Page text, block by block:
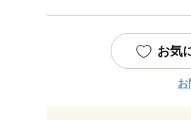
お気
お